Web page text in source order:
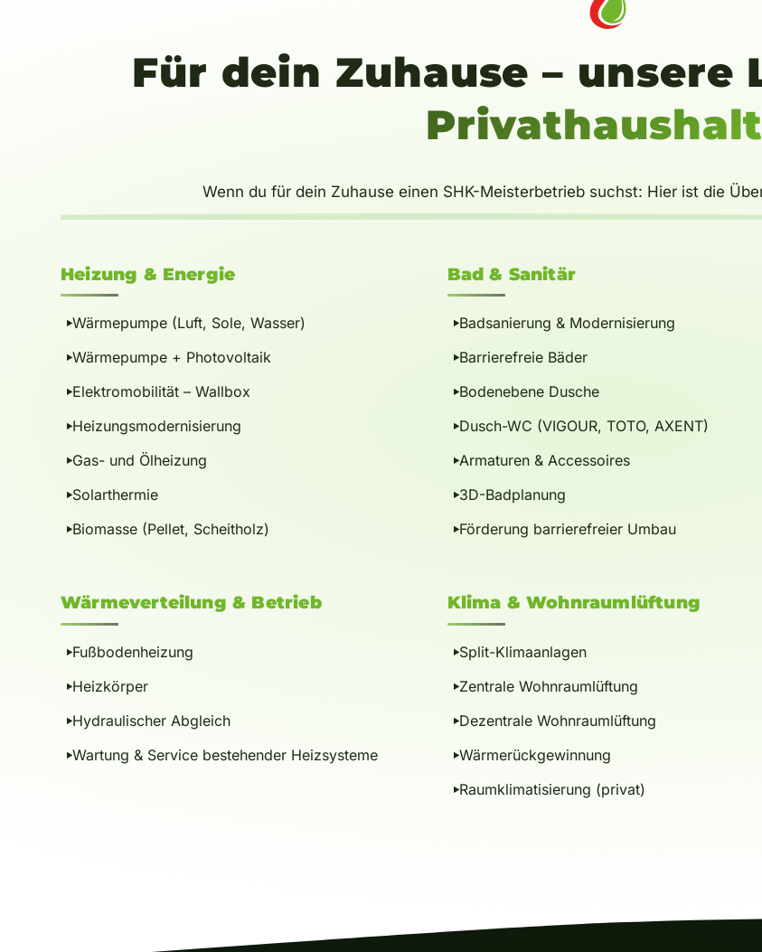
Für dein Zuhause –
Wenn du für dein Zuhause einen SHK-Meisterbetrieb suchst: Hier ist die
Heizung & Energie
Wärmepumpe (Luft, Sole, Wasser)
Wärmepumpe + Photovoltaik
Elektromobilität – Wallbox
Heizungsmodernisierung
Gas- und Ölheizung
Solarthermie
Biomasse (Pellet, Scheitholz)
Wärmeverteilung& Betrieb
Fußbodenheizung
Heizkörper
Hydraulischer Abgleich
Wartung & Service bestehender Heizsysteme
Bad& Sanitär
Badsanierung & Modernisierung
Barrierefreie Bäder
Bodenebene Dusche
Dusch-WC (VIGOUR, TOTO, AXENT)
Armaturen & Accessoires
3D-Badplanung
Förderung barrierefreier Umbau
Klima & Wohnraumlüftung
Split-Klimaanlagen
Zentrale Wohnraumlüftung
Dezentrale Wohnraumlüftung
Wärmerückgewinnung
Raumklimatisierung (privat)